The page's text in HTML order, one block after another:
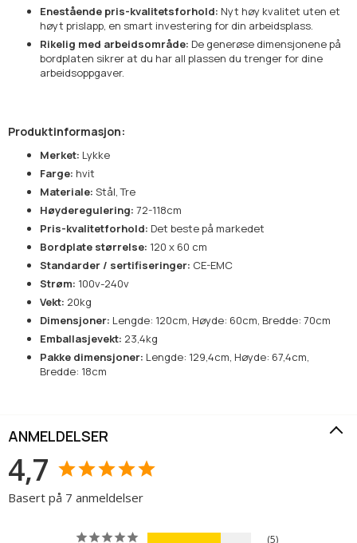
Enestående pris-kvalitetsforhold: Nyt høy kvalitet uten et
høyt prislapp, en smart investering for din arbeidsplass.
Rikelig med arbeidsområde: De generøse dimensjonene på
bordplaten sikrer at du har all plassen du trenger for dine
arbeidsoppgaver.
Produktinformasjon:
Merket: Lykke
Farge: hvit
Materiale: Stål, Tre
Høyderegulering: 72-118cm
Pris-kvalitetforhold: Det beste på markedet
Bordplate størrelse: 120 x 60 cm
Standarder / sertifiseringer: CE-EMC
Strøm: 100v-240v
Vekt: 20kg
Dimensjoner: Lengde: 120cm, Høyde: 60cm, Bredde: 70cm
Emballasjevekt: 23,4kg
Pakke dimensjoner: Lengde: 129,4cm, Høyde: 67,4cm,
Bredde: 18cm
ANMELDELSER
4,7
Basert på 7 anmeldelser
5